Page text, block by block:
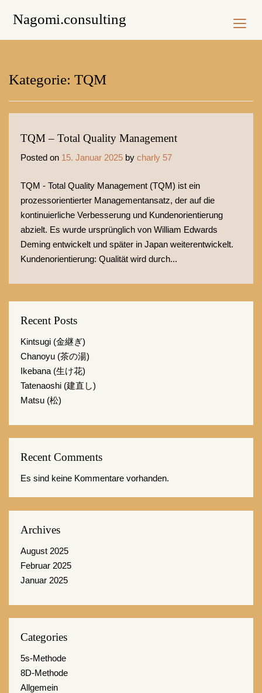
Nagomi.consulting
Kategorie: TQM
TQM – Total Quality Management
Posted on 15. Januar 2025 by charly 57
TQM - Total Quality Management (TQM) ist ein
prozessorientierter Managementansatz, der auf die
kontinuierliche Verbesserung und Kundenorientierung
abzielt. Es wurde ursprünglich von William Edwards
Deming entwickelt und später in Japan weiterentwickelt.
Kundenorientierung: Qualität wird durch...
Recent Posts
Kintsugi (金継ぎ)
Chanoyu (茶の湯)
Ikebana (生け花)
Tatenaoshi (建直し)
Matsu (松)
Recent Comments
Es sind keine Kommentare vorhanden.
Archives
August 2025
Februar 2025
Januar 2025
Categories
5s-Methode
8D-Methode
Allgemein